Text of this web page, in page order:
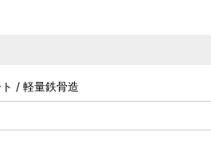
/ 軽量鉄骨造